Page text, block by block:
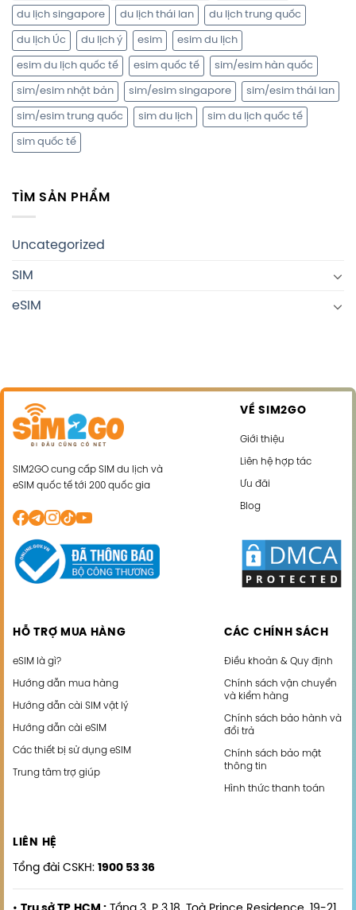
du lịch singapore du lịch thái lan du lịch trung quốc
du lịch Úc du lịch ý esim esim du lịch
esim du lịch quốc tế esim quốc tế sim/esim hàn quốc
sim/esim nhật bản sim/esim singapore sim/esim thái lan
sim/esim trung quốc sim du lịch sim du lịch quốc tế
sim quốc tế
TÌM SẢN PHẨM
Uncategorized
SIM
eSIM
SIM2GO cung cấp SIM du lịch và
eSIM quốc tế tới 200 quốc gia
VỀ SIM2GO
Giới thiệu
Liên hệ hợp tác
Ưu đãi
Blog
HỖ TRỢ MUA HÀNG
eSIM là gì?
Hướng dẫn mua hàng
Hướng dẫn cài SIM vật lý
Hướng dẫn cài eSIM
Các thiết bị sử dụng eSIM
Trung tâm trợ giúp
CÁC CHÍNH SÁCH
Điều khoản & Quy định
Chính sách vận chuyển
và kiểm hàng
Chính sách bảo hành và
đổi trả
Chính sách bảo mật
thông tin
Hình thức thanh toán
LIÊN HỆ
Tổng đài CSKH: 1900 53 36